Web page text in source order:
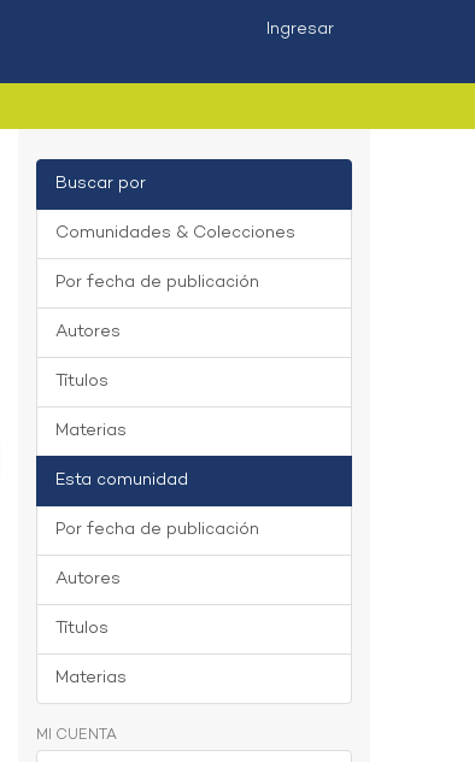
Ingresar
Buscar por
Comunidades & Colecciones
Por fecha de publicación
Autores
Títulos
Materias
Esta comunidad
Por fecha de publicación
Autores
Títulos
Materias
MI CUENTA